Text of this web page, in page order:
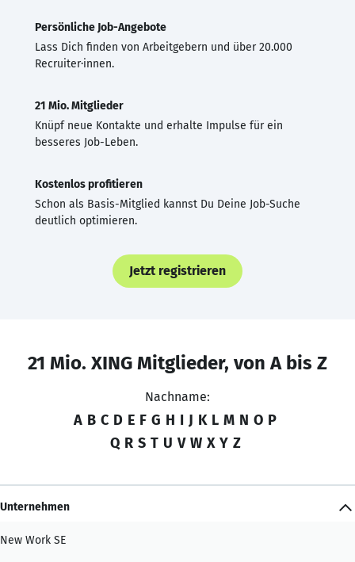
Persönliche Job-Angebote
Lass Dich finden von Arbeitgebern und über 20.000
Recruiter·innen.
21 Mio. Mitglieder
Knüpf neue Kontakte und erhalte Impulse für ein
besseres Job-Leben.
Kostenlos profitieren
Schon als Basis-Mitglied kannst Du Deine Job-Suche
deutlich optimieren.
Jetzt registrieren
21 Mio. XING Mitglieder, von A bis Z
Nachname:
A B C D E F G H I J K L M N O P
Q R S T U V W X Y Z
Unternehmen
New Work SE